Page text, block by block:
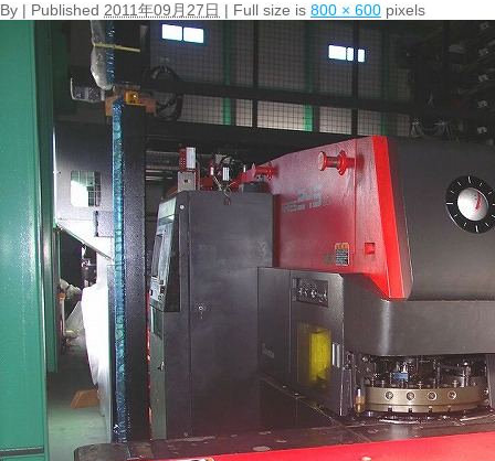
By | Published 2011年09月27日 | Full size is 800 × 600 pixels